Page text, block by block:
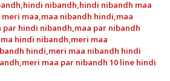
,hindi nibandh,hindi nibandh maa
maa,maa nibandh hindi,maa
par hindi nibandh,maa par nibandh
hindi nibandh,meri maa
hindi,meri maa nibandh hindi
,meri maa par nibandh 10 line hindi